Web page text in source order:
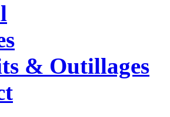
& Outillages